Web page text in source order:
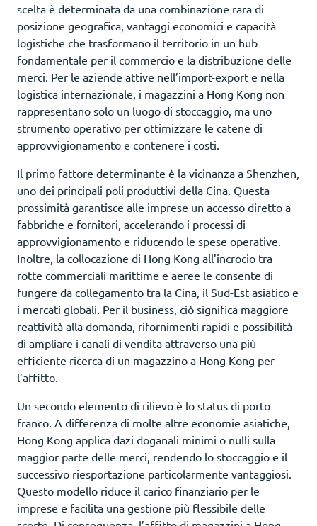
scelta è determinata da una combinazione rara di
posizione geografica, vantaggi economici e capacità
logistiche che trasformano il territorio in un hub
fondamentale per il commercio e la distribuzione delle
merci. Per le aziende attive nell’import-export e nella
logistica internazionale, i magazzini a Hong Kong non
rappresentano solo un luogo di stoccaggio, ma uno
strumento operativo per ottimizzare le catene di
approvvigionamento e contenere i costi.
Il primo fattore determinante è la vicinanza a Shenzhen,
uno dei principali poli produttivi della Cina. Questa
prossimità garantisce alle imprese un accesso diretto a
fabbriche e fornitori, accelerando i processi di
approvvigionamento e riducendo le spese operative.
Inoltre, la collocazione di Hong Kong all’incrocio tra
rotte commerciali marittime e aeree le consente di
fungere da collegamento tra la Cina, il Sud-Est asiatico e
i mercati globali. Per il business, ciò significa maggiore
reattività alla domanda, rifornimenti rapidi e possibilità
di ampliare i canali di vendita attraverso una più
efficiente ricerca di un magazzino a Hong Kong per
l’affitto.
Un secondo elemento di rilievo è lo status di porto
franco. A differenza di molte altre economie asiatiche,
Hong Kong applica dazi doganali minimi o nulli sulla
maggior parte delle merci, rendendo lo stoccaggio e il
successivo riesportazione particolarmente vantaggiosi.
Questo modello riduce il carico finanziario per le
imprese e facilita una gestione più flessibile delle